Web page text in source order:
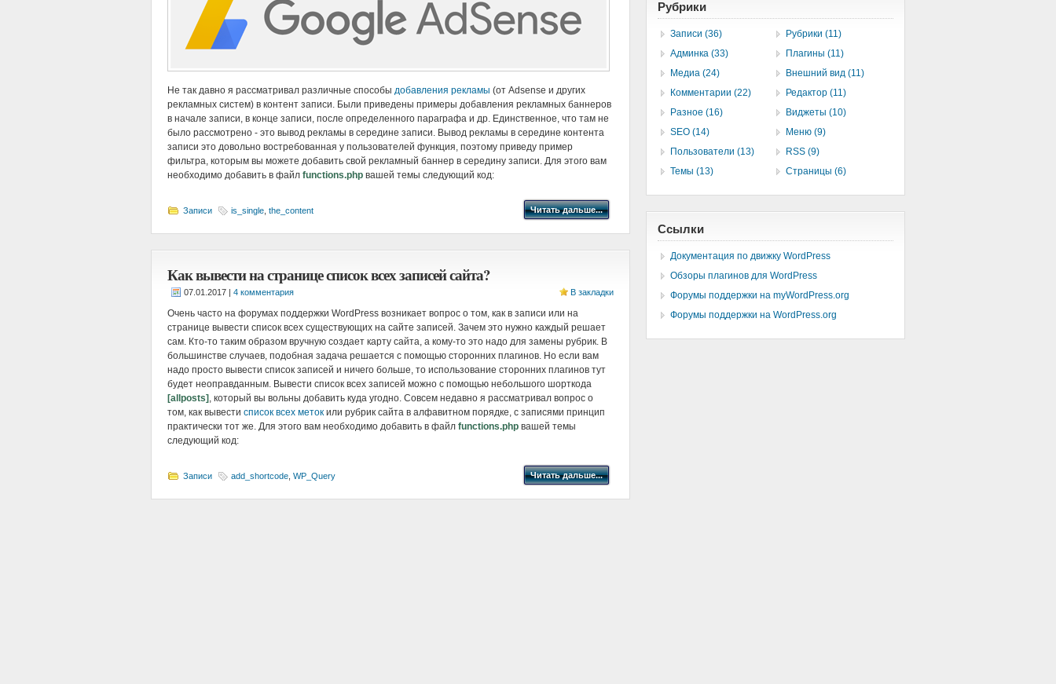
Не так давно я рассматривал различные способы добавления рекламы (от Adsense и других
рекламных систем) в контент записи. Были приведены примеры добавления рекламных баннеров
в начале записи, в конце записи, после определенного параграфа и др. Единственное, что там не
было рассмотрено - это вывод рекламы в середине записи. Вывод рекламы в середине контента
записи это довольно востребованная у пользователей функция, поэтому приведу пример
фильтра, которым вы можете добавить свой рекламный баннер в середину записи. Для этого вам
необходимо добавить в файл functions.php вашей темы следующий код:
Читать дальше...
Записи is_single the_content
Как вывести на странице список всех записей сайта?
| 4 комментария В закладки
Очень часто на форумах поддержки WordPress возникает вопрос о том, как в записи или на
странице вывести список всех существующих на сайте записей. Зачем это нужно каждый решает
сам. Кто-то таким образом вручную создает карту сайта, а кому-то это надо для замены рубрик. В
большинстве случаев, подобная задача решается с помощью сторонних плагинов. Но если вам
надо просто вывести список записей и ничего больше, то использование сторонних плагинов тут
будет неоправданным. Вывести список всех записей можно с помощью небольшого шорткода
[allposts] , который вы вольны добавить куда угодно. Совсем недавно я рассматривал вопрос о
том, как вывести список всех меток или рубрик сайта в алфавитном порядке, с записями принцип
практически тот же. Для этого вам необходимо добавить в файл functions.php вашей темы
следующий код:
Читать дальше...
Записи add_shortcode WP_Query
Рубрики
Записи (36)
Админка (33)
Медиа (24)
Комментарии (22)
Разное (16)
SEO (14)
Пользователи (13)
Темы (13)
Рубрики (11)
Плагины (11)
Внешний вид (11)
Редактор (11)
Виджеты (10)
Меню (9)
RSS (9)
Страницы (6)
Ссылки
Документация по движку WordPress
Обзоры плагинов для WordPress
Форумы поддержки на myWordPress.org
Форумы поддержки на WordPress.org